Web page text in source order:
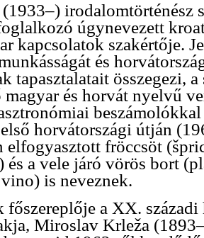
irodalomtörténész
úgynevezett
kapcsolatok szakértője.
és
tapasztalatait összegezi,
és horvát nyelvű
horvátországi útján
elfogyasztott fröccsöt
és a vele járó vörös bort
is neveznek.
főszereplője a XX.
Miroslav Krleža